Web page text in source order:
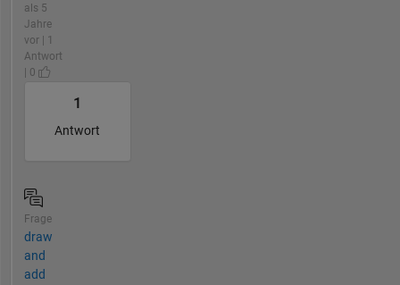
als 5
Jahre
vor | 1
Antwort
| 0
1
Antwort
Frage
draw
and
add